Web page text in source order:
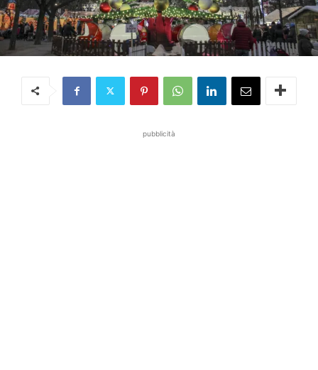
pubblicità